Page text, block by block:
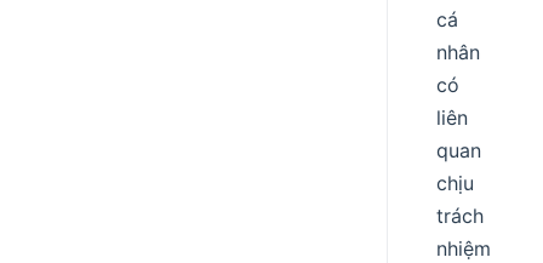
cá
nhân
có
liên
quan
chịu
trách
nhiệm